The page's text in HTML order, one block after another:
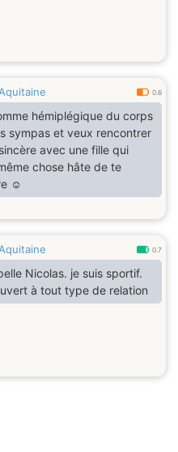
0.6
hémiplégique du corps
sympas et veux rencontrer
sincère avec une fille qui
chose hâte de te
☺️
0.7
Nicolas. je suis sportif.
à tout type de relation